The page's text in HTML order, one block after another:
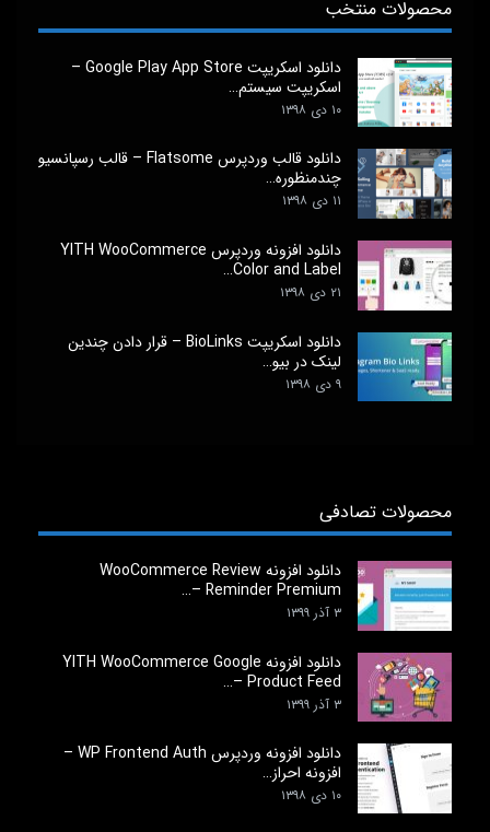
محصولات منتخب
دانلود اسکریپت Google Play App Store –
اسکریپت سیستم…
۱۰ دی ۱۳۹۸
دانلود قالب وردپرس Flatsome – قالب رسپانسیو
چندمنظوره…
۱۱ دی ۱۳۹۸
دانلود افزونه وردپرس YITH WooCommerce
Color and Label…
۲۱ دی ۱۳۹۸
دانلود اسکریپت BioLinks – قرار دادن چندین
لینک در بیو…
۹ دی ۱۳۹۸
محصولات تصادفی
دانلود افزونه WooCommerce Review
Reminder Premium –…
۳ آذر ۱۳۹۹
دانلود افزونه YITH WooCommerce Google
Product Feed –…
۳ آذر ۱۳۹۹
دانلود افزونه وردپرس WP Frontend Auth –
افزونه احراز…
۱۰ دی ۱۳۹۸